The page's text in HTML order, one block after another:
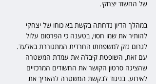
של החשוד יצחקי.
במהלך הדיון נדחתה בקשת בא כוחו של יצחקי
להותיר את שמו חסוי, בטענה כי הפרסום עלול
לגרום נזק למשפחתו החרדית המתגוררת באלעד.
עם זאת, השופטת קיבלה את עמדת המשטרה
שהציגה סרטון הקושר את החשודים המרכזיים
לאירוע. בניגוד לבקשת המשטרה להאריך את